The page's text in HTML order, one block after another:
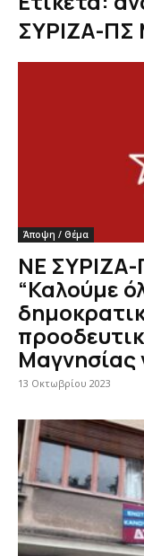
ΣΥΡΙΖΑ-ΠΣ
Άποψη / Θέμα
ΝΕ
“Καλούμε
Μαγνησίας
13 Οκτωβρίου 2023